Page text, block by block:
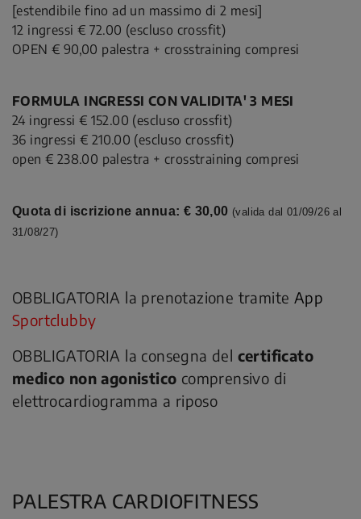
[estendibile fino ad un massimo di 2 mesi]
12 ingressi € 72.00 (escluso crossfit)
OPEN € 90,00 palestra + crosstraining compresi
FORMULA INGRESSI CON VALIDITA' 3 MESI
24 ingressi € 152.00 (escluso crossfit)
36 ingressi € 210.00 (escluso crossfit)
open € 238.00 palestra + crosstraining compresi
Quota di iscrizione annua: € 30,00 (valida dal 01/09/26 al
31/08/27)
OBBLIGATORIA la prenotazione tramite App
Sportclubby
OBBLIGATORIA la consegna del certificato
medico non agonistico comprensivo di
elettrocardiogramma a riposo
PALESTRA CARDIOFITNESS